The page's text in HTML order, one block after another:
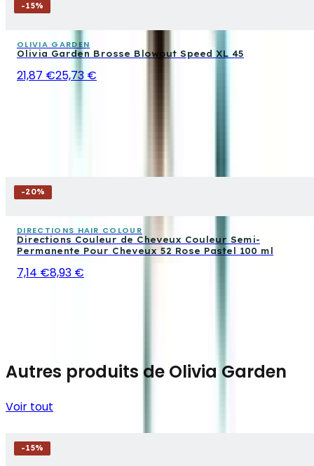
-15%
OLIVIA GARDEN
Olivia Garden Brosse Blowout Speed XL 45
21,87 €25,73 €
-20%
DIRECTIONS HAIR COLOUR
Directions Couleur de Cheveux Couleur Semi-
Permanente Pour Cheveux 52 Rose Pastel 100 ml
7,14 €8,93 €
Autres produits de Olivia Garden
Voir tout
-15%